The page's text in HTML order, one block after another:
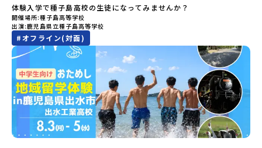
うえで、「有田町では具体的に何をするの？」「どんな町なの？」
という疑問にお答えする説明会です。有田町ならではの豊かな文化
や、2泊3日のプログラムの中身をたっぷりとお伝えします。日
時： 5月11日(月) 19：00〜19：40内 容： 有田町ってどんなとこ
ろ？、プログラム詳細解説、質疑応答お申し込み：https://c-
mirai.jp/events/068058お気軽にどうぞ！「はじめての一人旅だ
けど大丈夫？」「どんな体験ができるの？」そんな保護者様の不安
や、中学生のみなさんの素朴な疑問にスタッフが直接お答えしま
す。チャットでの質問も可能ですので、ぜひご自宅からリラックス
してご参加ください。▼お申し込み前に必ずご確認ください・参加
規約への同意プログラムへの参加申し込みいただく前に、「お申し
込みに関する各規約」への同意が必須となります。ご確認くださ
がら町の歴史や「生き方」を学ぶことができ、大充実の2泊3日にな
ること間違いなし！そんなユニークな魅力がたっぷりつまった北海
道平取町へ、人生の可能性をひらく特別な旅に出発しませんか？体
験のおすすめポイント体験プログラム内容（予定）＜1日目＞
（PM）「オリエンテーション・自己紹介ワーク」「高校生企画①-
遊び編-」 -平取高校生と仲を深める「びらとりの歴史・文化を知
る！アイヌ文化フィールドワーク」 -アイヌ文化博物館でアイヌ文
化を理解する -アイヌ伝統文化を感じるアクティビティ「1日を振
り返るーみんなで体験シェア」＜2日目＞（AM）「平取高校見学・
寮見学」 -平取高校の特徴を知る学校体験 -在校生との対話「高
校生企画②-町の紹介編-」 -ビンゴをしながら町を知ろう！（PM）
「自然と農を感じる！農業アクティビティ」 -平取特産の「びらと
します。今回のフィールドは「北海道 大樹町（たいきちょう）」北
海道の東部、十勝の南部に位置する大樹町（たいきちょう）。西に
日高山脈（ひだかさんみゃく）が連なり、東は太平洋に面した自然
豊かな町です。酪農を主体とした農業や漁業、林業が盛んであると
同時に、「宇宙に一番近い町」として航空宇宙産業の誘致を進める
ユニークな顔を持っています 。見上げるほど大きな山々が連なる
「日高山脈（ひだかさんみゃく）」の絶景！牛たちがのんびりと過
ごす放牧地や、海が見える珍しい温泉。日本一の清流に選ばれたこ
ともある「歴舟川（れきふねがわ）」。 他の地域では見ることので
きない圧倒的スケールの自然と、新しい産業が交差する瞬間を肌で
体感できる町です。北の大地で脈々と受け継がれる 「フロンティア
スピリッツ」を体感！ 「フロンティアスピリッツ（開拓者精神）」
体験入学で種子島高校の生徒になってみませんか？
開催場所 種子島高等学校
出演 鹿児島県立種子島高等学校
#オフライン(対面)